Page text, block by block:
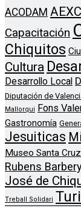
ACODAM
Capacitación
Chiquitos
Cultura
Desarrollo Local
Diputación de
Mallorqui
Fons
Gastronomía
Jesuiticas
Museo Santa
Rubens
José de
Treball Solidari